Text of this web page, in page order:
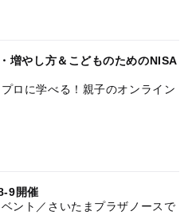
増やし方＆こどものためのNISA
ロに学べる！親子のオンライン
9開催
ント／さいたまプラザノースで